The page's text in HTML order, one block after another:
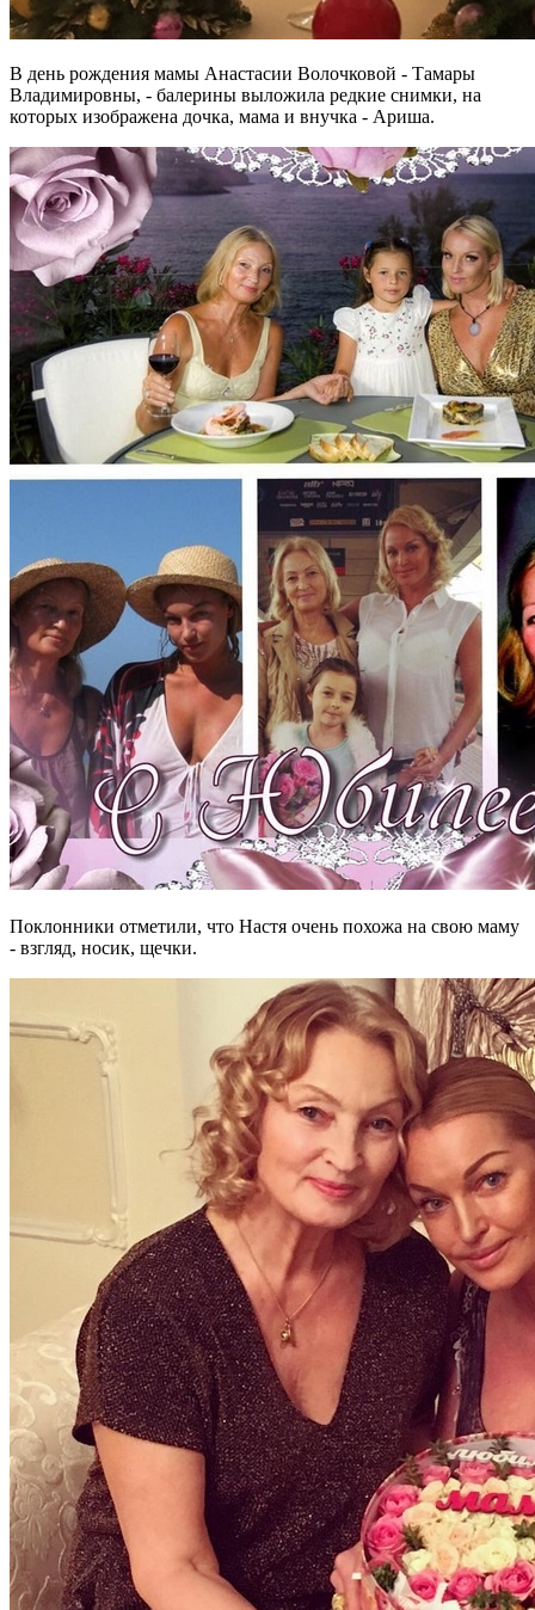
В день рождения мамы Анастасии Волочковой - Тамары
Владимировны, - балерины выложила редкие снимки, на
которых изображена дочка, мама и внучка - Ариша.
Поклонники отметили, что Настя очень похожа на свою маму
- взгляд, носик, щечки.